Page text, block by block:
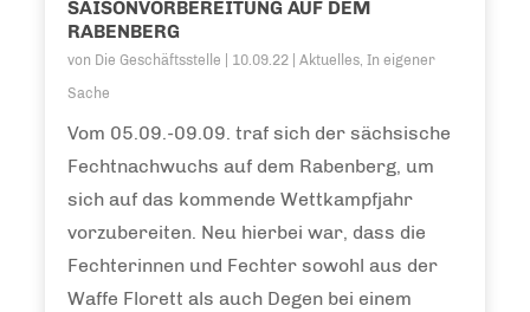
SAISONVORBEREITUNG AUF DEM
RABENBERG
von Die Geschäftsstelle 10.09.22 |Aktuelles ,In eigener
Sache
Vom 05.09.-09.09. traf sich der sächsische
Fechtnachwuchs auf dem Rabenberg, um
sich auf das kommende Wettkampfjahr
vorzubereiten. Neu hierbei war, dass die
Fechterinnen und Fechter sowohl aus der
Waffe Florett als auch Degen bei einem